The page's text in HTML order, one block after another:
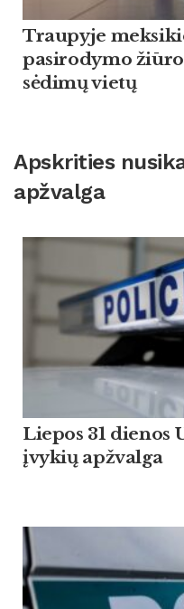
Traupyje
pasirodymo
sėdimų vietų
Apskrities
apžvalga
Liepos 31 dienos
įvykių apžvalga